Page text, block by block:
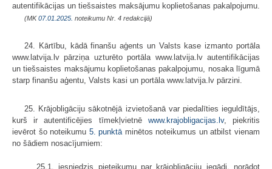
autentifikācijas un tiešsaistes maksājumu koplietošanas pakalpojumu.
(MK07.01.2025. noteikumu Nr. 4 redakcijā)
24. Kārtību, kādā finanšu aģents un Valsts kase izmanto portāla
www.latvija.lv pārziņa uzturēto portāla www.latvija.lv autentifikācijas
un tiešsaistes maksājumu koplietošanas pakalpojumu, nosaka līgumā
starp finanšu aģentu, Valsts kasi un portāla www.latvija.lv pārzini.
25. Krājobligāciju sākotnējā izvietošanā var piedalīties ieguldītājs,
kurš ir autentificējies tīmekļvietnē www.krajobligacijas.lv, piekritis
ievērot šo noteikumu 5. punktāminētos noteikumus un atbilst vienam
no šādiem nosacījumiem:
25.1. iesniedzis pieteikumu par krājobligāciju iegādi, norādot